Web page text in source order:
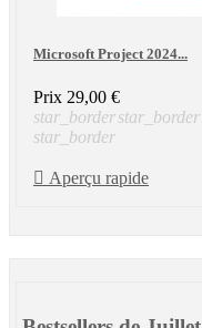
Microsoft Project 2024...
Prix 29,00 €
star_borderstar_border
star_border
 Aperçu rapide